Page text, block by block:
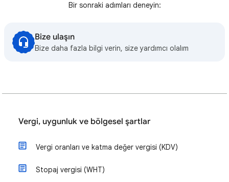
Bir sonraki adımları deneyin:
Bize ulaşın
Bize daha fazla bilgi verin, size yardımcı olalım
Vergi, uygunluk ve bölgesel şartlar
Vergi oranları ve katma değer vergisi (KDV)
Stopaj vergisi (WHT)